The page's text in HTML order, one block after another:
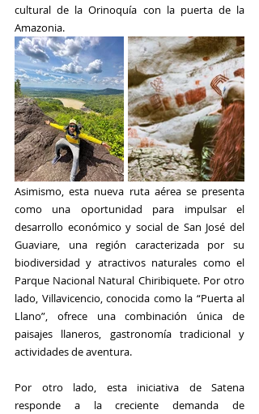
cultural de la Orinoquía con la puerta de la
Amazonia.
Asimismo, esta nueva ruta aérea se presenta
como una oportunidad para impulsar el
desarrollo económico y social de San José del
Guaviare, una región caracterizada por su
Parque Nacional Natural Chiribiquete. Por otro
lado, Villavicencio, conocida como la “Puerta al
Llano”, ofrece una combinación única de
paisajes llaneros, gastronomía tradicional y
actividades de aventura.
Por otro lado, esta iniciativa de Satena
responde a la creciente demanda de